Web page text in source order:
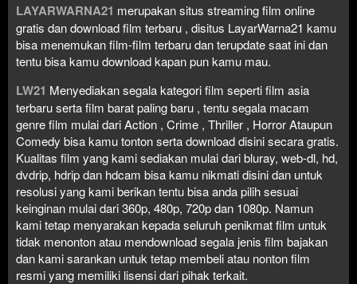
LAYARWARNA21 merupakan situs streaming film online
gratis dan download film terbaru , disitus LayarWarna21 kamu
bisa menemukan film-film terbaru dan terupdate saat ini dan
tentu bisa kamu download kapan pun kamu mau.
LW21 Menyediakan segala kategori film seperti film asia
terbaru serta film barat paling baru , tentu segala macam
genre film mulai dari Action , Crime , Thriller , Horror Ataupun
Comedy bisa kamu tonton serta download disini secara gratis.
Kualitas film yang kami sediakan mulai dari bluray, web-dl, hd,
dvdrip, hdrip dan hdcam bisa kamu nikmati disini dan untuk
resolusi yang kami berikan tentu bisa anda pilih sesuai
keinginan mulai dari 360p, 480p, 720p dan 1080p. Namun
kami tetap menyarakan kepada seluruh penikmat film untuk
tidak menonton atau mendownload segala jenis film bajakan
dan kami sarankan untuk tetap membeli atau nonton film
resmi yang memiliki lisensi dari pihak terkait.